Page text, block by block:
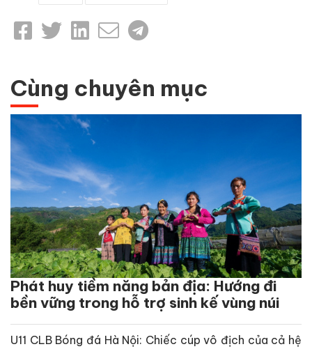
Cùng chuyên mục
Phát huy tiềm năng bản địa: Hướng đi
bền vững trong hỗ trợ sinh kế vùng núi
U11 CLB Bóng đá Hà Nội: Chiếc cúp vô địch của cả hệ